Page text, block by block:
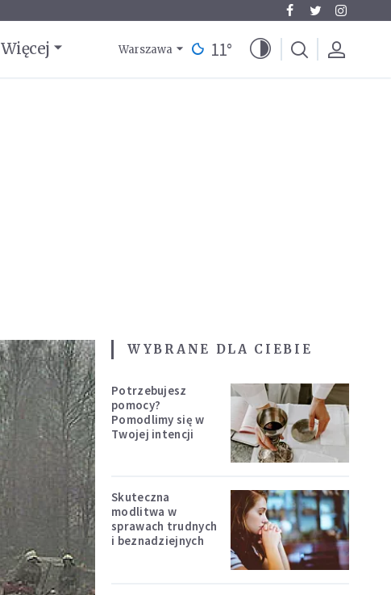
Więcej Warszawa 11°
WYBRANE DLA CIEBIE
Potrzebujesz
pomocy?
Pomodlimy się w
Twojej intencji
Skuteczna
modlitwa w
sprawach trudnych
i beznadziejnych